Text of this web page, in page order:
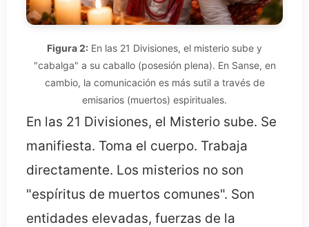
Figura 2: En las 21 Divisiones, el misterio sube y
"cabalga" a su caballo (posesión plena). En Sanse, en
cambio, la comunicación es más sutil a través de
emisarios (muertos) espirituales.
En las 21 Divisiones, el Misterio sube. Se
manifiesta. Toma el cuerpo. Trabaja
directamente. Los misterios no son
"espíritus de muertos comunes". Son
entidades elevadas, fuerzas de la